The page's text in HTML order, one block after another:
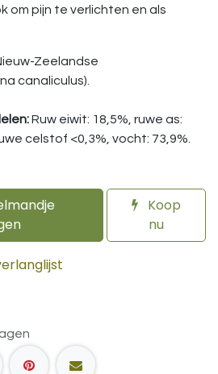
om pijn te verlichten en als
Zeelandse
canaliculus).
Ruw eiwit: 18,5%, ruwe as:
celstof <0,3%, vocht: 73,9%.
Koop
nu